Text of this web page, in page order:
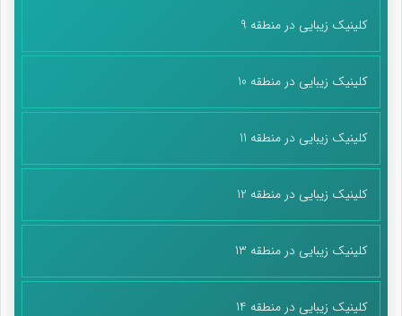
کلینیک زیبایی در منطقه 9
کلینیک زیبایی در منطقه 10
کلینیک زیبایی در منطقه 11
کلینیک زیبایی در منطقه 12
کلینیک زیبایی در منطقه 13
کلینیک زیبایی در منطقه 14